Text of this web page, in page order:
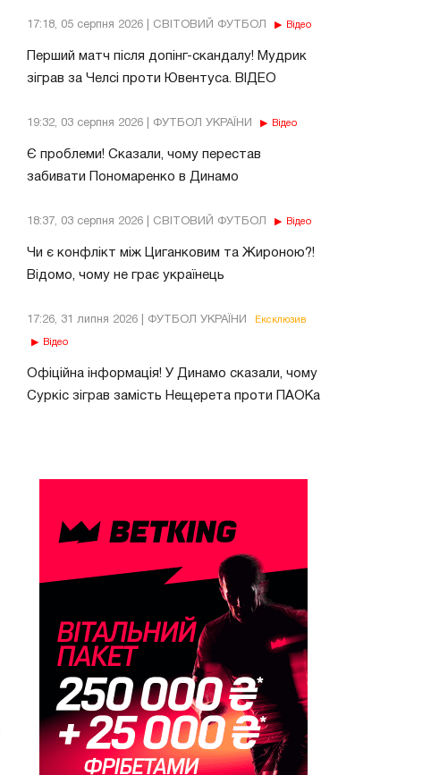
17:18, 05 серпня 2026 | СВІТОВИЙ ФУТБОЛ Відео
Перший матч після допінг-скандалу! Мудрик
зіграв за Челсі проти Ювентуса. ВІДЕО
19:32, 03 серпня 2026 | ФУТБОЛ УКРАЇНИ Відео
Є проблеми! Сказали, чому перестав
забивати Пономаренко в Динамо
18:37, 03 серпня 2026 | СВІТОВИЙ ФУТБОЛ Відео
Чи є конфлікт між Циганковим та Жироною?!
Відомо, чому не грає українець
17:26, 31 липня 2026 | ФУТБОЛ УКРАЇНИ Ексклюзив
Відео
Офіційна інформація! У Динамо сказали, чому
Суркіс зіграв замість Нещерета проти ПАОКа